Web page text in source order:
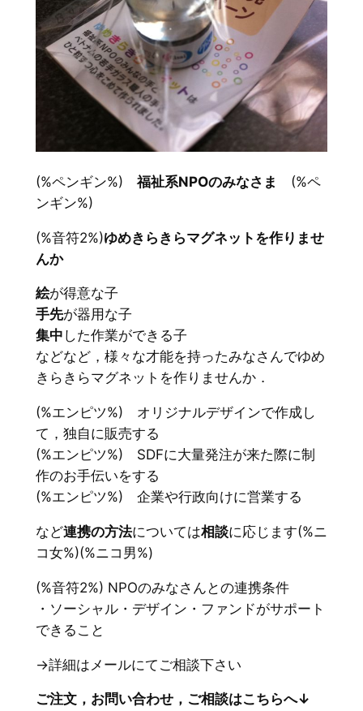
(%ペンギン%)福祉系NPOのみなさま
(%ペ
ンギン%)
(%音符2%)ゆめきらきらマグネットを作りませ
んか
絵が得意な子
手先が器用な子
集中 した作業ができる子
などなど，様々な才能を持ったみなさんでゆめ
きらきらマグネットを作りませんか．
(%エンピツ%) オリジナルデザインで作成し
て，独自に販売する
(%エンピツ%) SDFに大量発注が来た際に制
作のお手伝いをする
(%エンピツ%) 企業や行政向けに営業する
など連携の方法については相談に応じます(%ニ
コ女%)(%ニコ男%)
(%音符2%) NPOのみなさんとの連携条件
・ソーシャル・デザイン・ファンドがサポート
できること
→詳細はメールにてご相談下さい
ご注文，お問い合わせ，ご相談はこちらへ↓